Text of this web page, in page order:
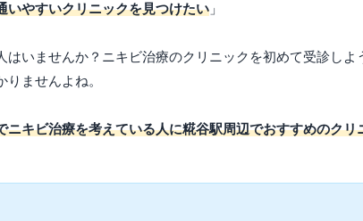
いやすいクリニックを見つけたい 」
はいませんか？ニキビ治療のクリニックを初めて受診しよ
ませんよね。
ニキビ治療を考えている人に糀谷駅周辺でおすすめのクリ